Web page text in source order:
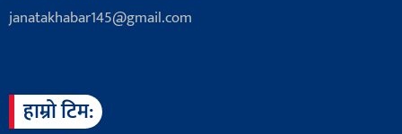
janatakhabar145@gmail.com
हाम्रो टिम: